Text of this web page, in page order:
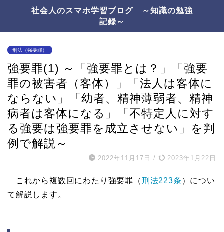
社会人のスマホ学習ブログ ～知識の勉強
記録～
刑法（強要罪）
強要罪(1) ～「強要罪とは？」「強要
罪の被害者（客体）」「法人は客体に
ならない」「幼者、精神薄弱者、精神
病者は客体になる」「不特定人に対す
る強要は強要罪を成立させない」を判
例で解説～
2022年11月17日 / 2023年1月22日
これから複数回にわたり強要罪（刑法223条 ）につい
て解説します。